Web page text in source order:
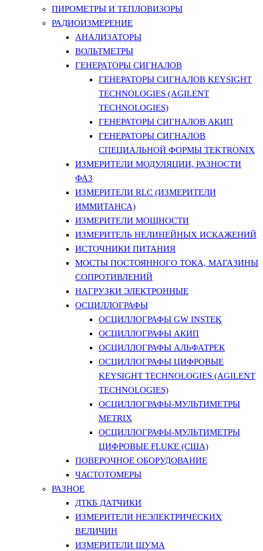
ПИРОМЕТРЫ И ТЕПЛОВИЗОРЫ
РАДИОИЗМЕРЕНИЕ
АНАЛИЗАТОРЫ
ВОЛЬТМЕТРЫ
ГЕНЕРАТОРЫ СИГНАЛОВ
ГЕНЕРАТОРЫ СИГНАЛОВ KEYSIGHT
TECHNOLOGIES (AGILENT
TECHNOLOGIES)
ГЕНЕРАТОРЫ СИГНАЛОВ АКИП
ГЕНЕРАТОРЫ СИГНАЛОВ
СПЕЦИАЛЬНОЙ ФОРМЫ TEKTRONIX
ИЗМЕРИТЕЛИ МОДУЛЯЦИИ, РАЗНОСТИ
ФАЗ
ИЗМЕРИТЕЛИ RLC (ИЗМЕРИТЕЛИ
ИММИТАНСА)
ИЗМЕРИТЕЛИ МОЩНОСТИ
ИЗМЕРИТЕЛЬ НЕЛИНЕЙНЫХ ИСКАЖЕНИЙ
ИСТОЧНИКИ ПИТАНИЯ
МОСТЫ ПОСТОЯННОГО ТОКА, МАГАЗИНЫ
СОПРОТИВЛЕНИЙ
НАГРУЗКИ ЭЛЕКТРОННЫЕ
ОСЦИЛЛОГРАФЫ
ОСЦИЛЛОГРАФЫ GW INSTEK
ОСЦИЛЛОГРАФЫ АКИП
ОСЦИЛЛОГРАФЫ АЛЬФАТРЕК
ОСЦИЛЛОГРАФЫ ЦИФРОВЫЕ
KEYSIGHT TECHNOLOGIES (AGILENT
TECHNOLOGIES)
ОСЦИЛЛОГРАФЫ-МУЛЬТИМЕТРЫ
METRIX
ОСЦИЛЛОГРАФЫ-МУЛЬТИМЕТРЫ
ЦИФРОВЫЕ FLUKE (США)
ПОВЕРОЧНОЕ ОБОРУДОВАНИЕ
ЧАСТОТОМЕРЫ
РАЗНОЕ
ДТКБ ДАТЧИКИ
ИЗМЕРИТЕЛИ НЕЭЛЕКТРИЧЕСКИХ
ВЕЛИЧИН
ИЗМЕРИТЕЛИ ШУМА